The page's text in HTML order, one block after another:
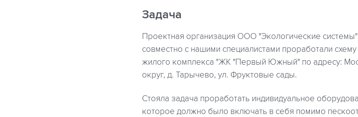
Задача
Проектная организация ООО "Экологические
совместно с нашими специалистами проработали
жилого комплекса "ЖК "Первый Южный" по адресу:
округ, д. Тарычево, ул. Фруктовые сады.
Стояла задача проработать индивидуальное
которое должно было включать в себя помимо